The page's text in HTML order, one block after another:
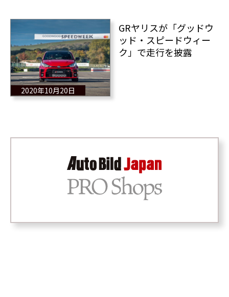
2020年10月20日
GRヤリスが「グッドウ
ッド・スピードウィー
ク」で走行を披露